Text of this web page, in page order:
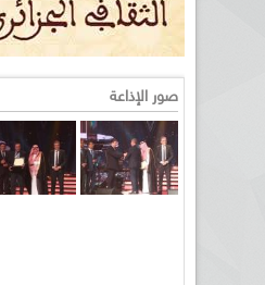
صور الإذاعة